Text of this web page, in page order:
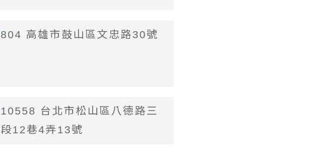
804 高雄市鼓山區文忠路30號
10558 台北市松山區八德路三
段12巷4弄13號